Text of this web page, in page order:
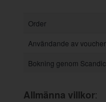
Order
Användande av
Bokning genom
Allmänna villkor: